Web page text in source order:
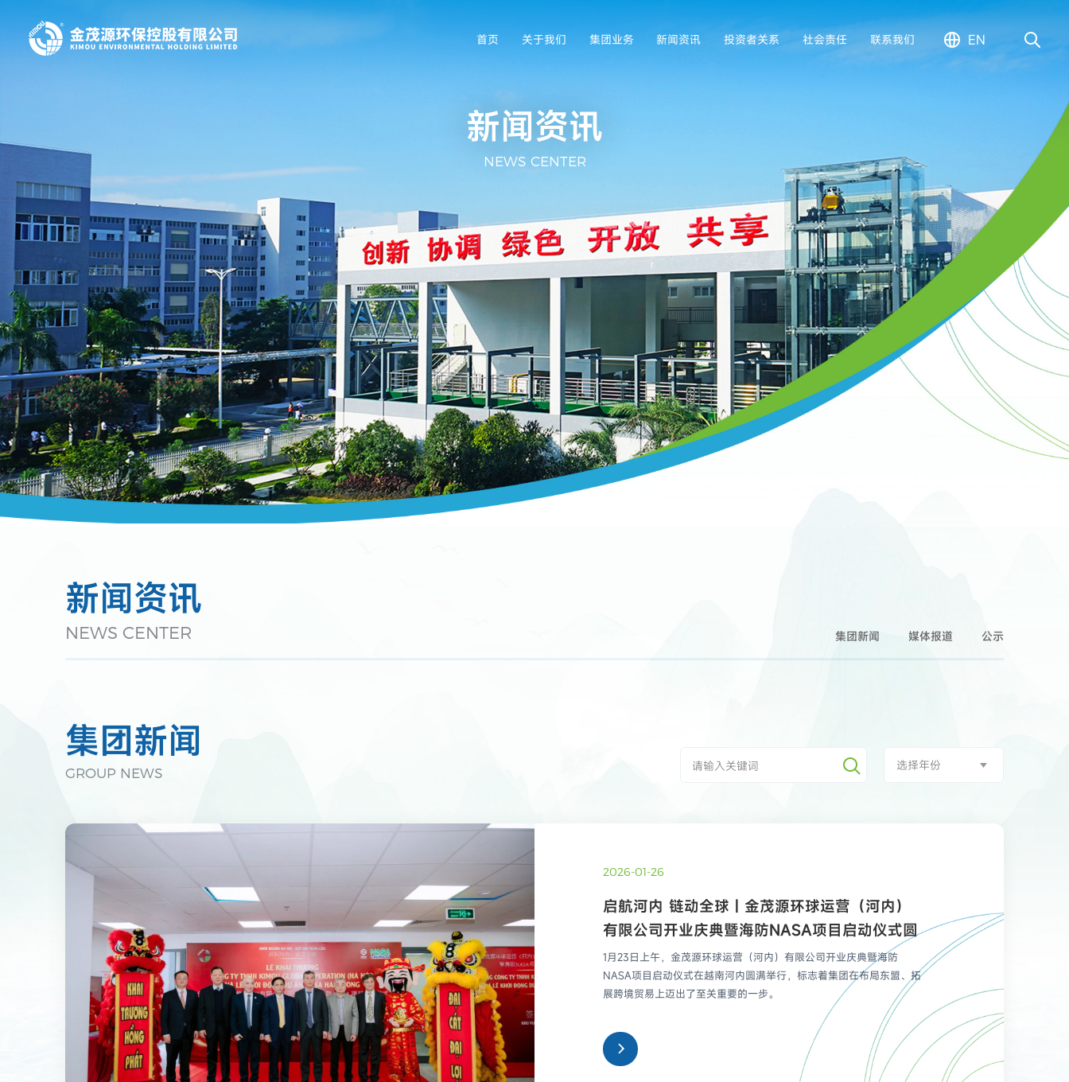
首页 关于我们 集团业务 新闻资讯 投资者关系 社会责任 联系我们 EN
新闻资讯
NEWS CENTER
新闻资讯
NEWS CENTER 集团新闻 媒体报道 公示
集团新闻
GROUP NEWS 选择年份
2026-01-26
启航河内 链动全球｜金茂源环球运营（河内）
有限公司开业庆典暨海防NASA项目启动仪式圆
满举行
1月23日上午，金茂源环球运营（河内）有限公司开业庆典暨海防
NASA项目启动仪式在越南河内圆满举行，标志着集团在布局东盟、拓
展跨境贸易上迈出了至关重要的一步。